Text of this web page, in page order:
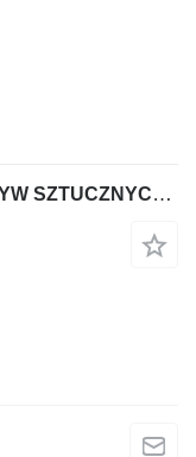
Stiler MŁYN DO PLASTIKU TWORZYW SZTUCZNYCH 11KW, PLASTIC SHREDDER MILL